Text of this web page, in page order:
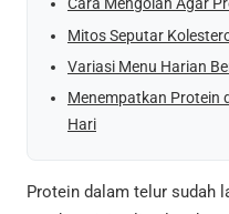
Cara Mengolah Agar
Mitos Seputar
Variasi Menu Harian
Menempatkan Protein
Hari
Protein dalam telur sudah